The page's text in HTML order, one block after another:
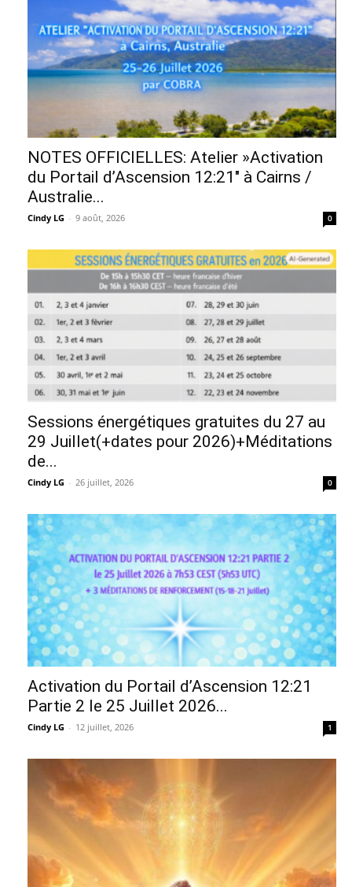
NOTES OFFICIELLES: Atelier »Activation
du Portail d’Ascension 12:21″ à Cairns /
Australie...
Cindy LG - 9 août, 2026 0
Sessions énergétiques gratuites du 27 au
29 Juillet(+dates pour 2026)+Méditations
de...
Cindy LG - 26 juillet, 2026 0
Activation du Portail d’Ascension 12:21
Partie 2 le 25 Juillet 2026...
Cindy LG - 12 juillet, 2026 1